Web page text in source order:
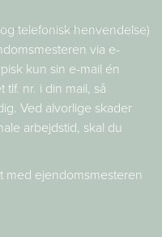
telefonisk henvendelse)
via e-
kun sin e-mail én
nr. i din mail, så
Ved alvorlige skader
arbejdstid, skal du
med ejendomsmesteren